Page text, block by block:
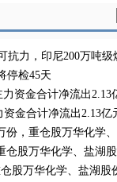
抗力，印尼200万吨级
停检45天
资金合计净流出2.13
资金合计净流出2.13亿
份，重仓股万华化学
仓股万华化学、盐湖
股万华化学、盐湖股